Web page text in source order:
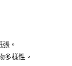
。
多樣性。